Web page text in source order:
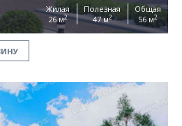
Жилая
26 м2
Полезная
47 м2
Общая
56 м2